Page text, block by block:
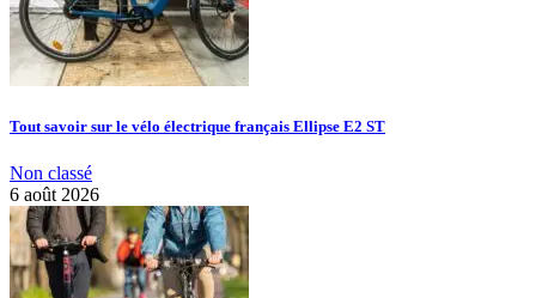
Tout savoir sur le vélo électrique français Ellipse E2 ST
Non classé
6 août 2026